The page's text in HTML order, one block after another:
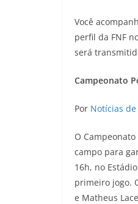
Você
perfil da FNF
será
Campeonato
Por Notícias
O
campo para
16h, no
primeiro jogo.
e Matheus